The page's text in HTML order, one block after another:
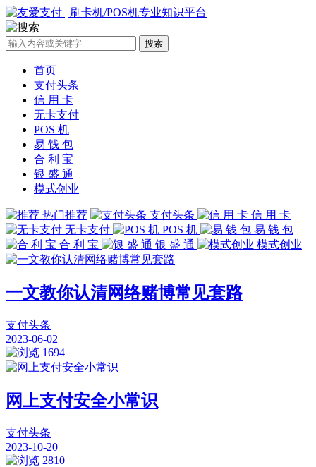
搜索
首页
支付头条
信 用 卡
无卡支付
POS 机
易 钱 包
合 利 宝
银 盛 通
模式创业
热门推荐 支付头条
信 用 卡
无卡支付
POS 机
易 钱 包
合 利 宝
银 盛 通 模式创业
一文教你认清网络赌博常见套路
支付头条
2023-06-02
1694
网上支付安全小常识
支付头条
2023-10-20
2810